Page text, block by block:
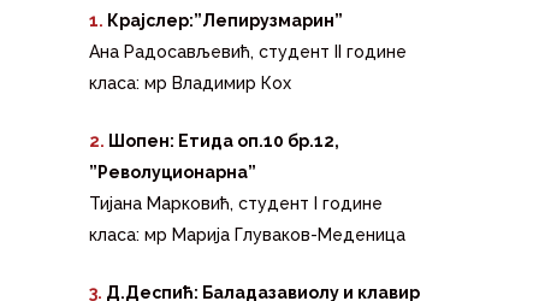
1. Крајслер:”Лепирузмарин”
Ана Радосављевић, студент II године
класа: мр Владимир Кох
2. Шопен: Етида оп.10 бр.12,
”Револуционарна”
Тијана Марковић, студент I године
класа: мр Марија Глуваков-Меденица
3. Д.Деспић: Баладазавиолу и клавир